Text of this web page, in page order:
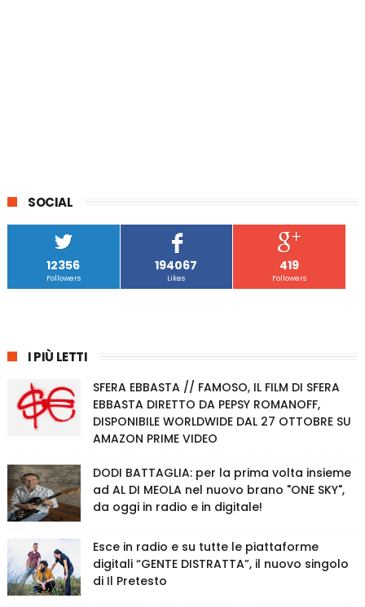
SOCIAL
12356
Followers
194067
Likes
419
Followers
I PIÙ LETTI
SFERA EBBASTA // FAMOSO, IL FILM DI SFERA
EBBASTA DIRETTO DA PEPSY ROMANOFF,
DISPONIBILE WORLDWIDE DAL 27 OTTOBRE SU
AMAZON PRIME VIDEO
DODI BATTAGLIA: per la prima volta insieme
ad AL DI MEOLA nel nuovo brano "ONE SKY",
da oggi in radio e in digitale!
Esce in radio e su tutte le piattaforme
digitali “GENTE DISTRATTA”, il nuovo singolo
di Il Pretesto